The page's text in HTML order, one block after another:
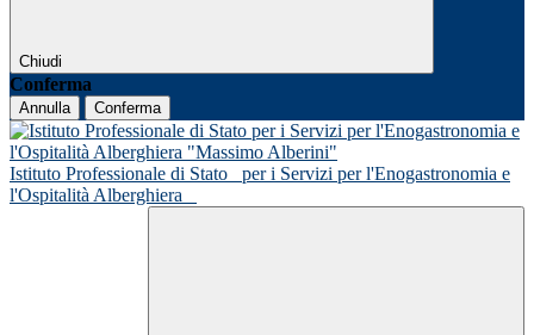
Chiudi
Conferma
Annulla Conferma
Istituto Professionale di Stato
per i Servizi per l'Enogastronomia e
l'Ospitalità Alberghiera